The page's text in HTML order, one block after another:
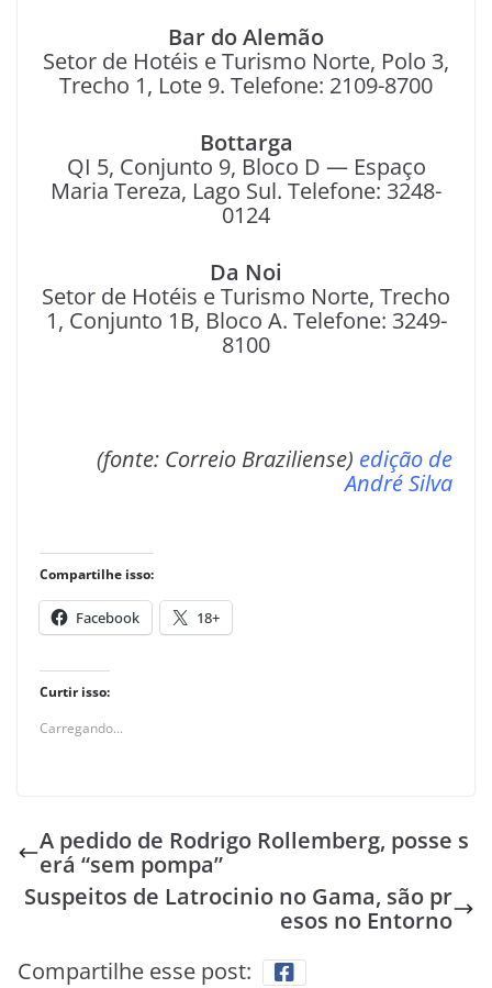
Bar do Alemão
Setor de Hotéis e Turismo Norte, Polo 3,
Trecho 1, Lote 9. Telefone: 2109-8700
Bottarga
QI 5, Conjunto 9, Bloco D — Espaço
Maria Tereza, Lago Sul. Telefone: 3248-
0124
Da Noi
Setor de Hotéis e Turismo Norte, Trecho
1, Conjunto 1B, Bloco A. Telefone: 3249-
8100
(fonte: Correio Braziliense) edição de
André Silva
Compartilhe isso:
Facebook 18+
Curtir isso:
Carregando...
A pedido de Rodrigo Rollemberg, posse s
erá “sem pompa”
Suspeitos de Latrocinio no Gama, são pr
esos no Entorno
Compartilhe esse post: